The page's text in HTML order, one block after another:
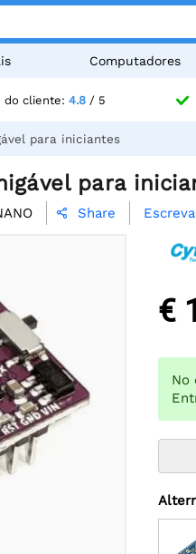
Computadores
do cliente: 4.8/ 5
para iniciantes
para
 Share
€
No